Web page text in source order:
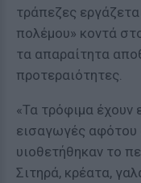
τράπεζες
πολέμου» κοντά
τα απαραίτητα
προτεραιότητες.
«Τα τρόφιμα έχουν
εισαγωγές αφότου
υιοθετήθηκαν το
Σιτηρά, κρέατα,